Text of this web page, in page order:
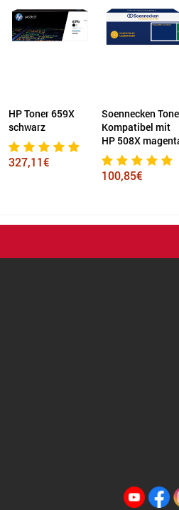
HP Toner 659X
schwarz
327,11€
Soennecken Toner
Kompatibel mit
HP 508X magenta
100,85€